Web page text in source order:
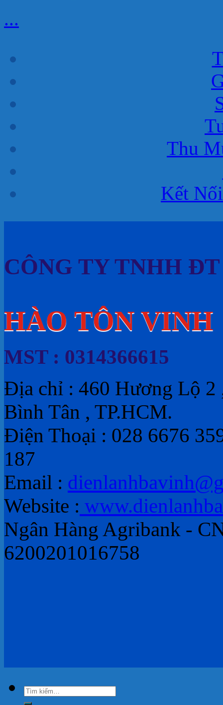
...
Thu
Kết
CÔNG TY TNHH
HÀO TÔN VINH
MST : 0314366615
Địa chỉ : 460 Hương Lộ 2
Bình Tân , TP.HCM.
Điện Thoại : 028 6676
187
Email :
Website :
Ngân Hàng Agribank -
6200201016758